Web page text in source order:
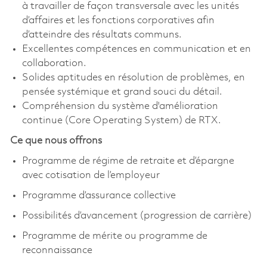
à travailler de façon transversale avec les unités
d’affaires et les fonctions corporatives afin
d’atteindre des résultats communs.
Excellentes compétences en communication et en
collaboration.
Solides aptitudes en résolution de problèmes, en
pensée systémique et grand souci du détail.
Compréhension du système d'amélioration
continue (Core Operating System) de RTX.
Ce que nous offrons
Programme de régime de retraite et d’épargne
avec cotisation de l’employeur
Programme d’assurance collective
Possibilités d’avancement (progression de carrière)
Programme de mérite ou programme de
reconnaissance